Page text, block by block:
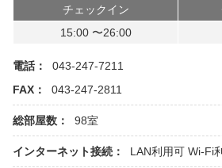
チェックイン
15:00 〜26:00
電話：
043-247-7211
FAX：
043-247-2811
総部屋数： 98室
インターネット接続： LAN利用可 Wi-Fi